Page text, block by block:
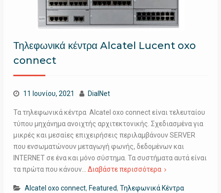
Τηλεφωνικά κέντρα Alcatel Lucent oxo
connect
11 Ιουνίου, 2021 DialNet
Τα τηλεφωνικά κέντρα Alcatel oxo connect είναι τελευταίου
τύπου μηχάνημα ανοιχτής αρχιτεκτονικής. Σχεδιασμένα για
μικρές και μεσαίες επιχειρήσεις περιλαμβάνουν SERVER
που ενσωματώνουν μεταγωγή φωνής, δεδομένων και
INTERNET σε ένα και μόνο σύστημα. Τα συστήματα αυτά είναι
τα πρώτα που κάνουν… Διαβάστε περισσότερα
Alcatel oxo connect, Featured, Τηλεφωνικά Κέντρα